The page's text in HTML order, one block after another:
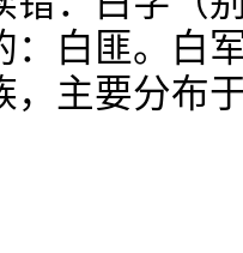
白匪。白
主要分布